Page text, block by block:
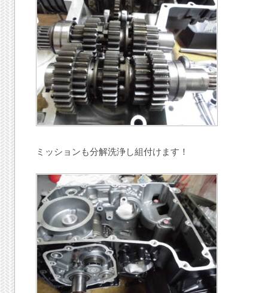
ミッションも分解洗浄し組付けます！